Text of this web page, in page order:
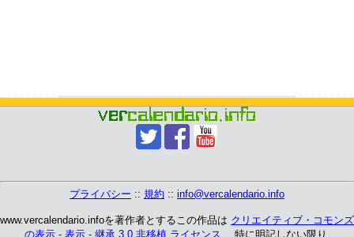
プライバシー :: 規約 :: info@vercalendario.info
www.vercalendario.infoを著作者とするこの作品は クリエイティブ・コモンズ
の表示 - 表示 - 継承 3.0 非移植 ライセンス 、 特に明記しない限り.